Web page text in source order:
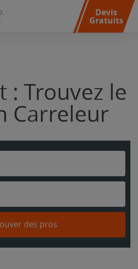
Devis
Gratuits
: Trouvez le
Carreleur
des pros